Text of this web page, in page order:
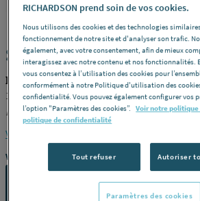
SKIN - Panneau
FIORA SPV80240
10 textures et plusieurs couleurs -
RéférenceSPV80240
Voir la description complète
Vous avez un projet ?
CONTACTEZ-
RICHARDSON prend soin de vos cookies.
Nous utilisons des cookies et des technologies
fonctionnement de notre site et d'analyser son trafic.
également, avec votre consentement, afin de mieux
interagissez avec notre contenu et nos fonctionnalités.
vous consentez à l’utilisation des cookies pour
conformément à notre Politique d'utilisation des
confidentialité. Vous pouvez également configurer vos
l’option "Paramètres des cookies”.
Voir notre politique
politique de confidentialité
Tout refuser Autoriser
Paramètres des cookies